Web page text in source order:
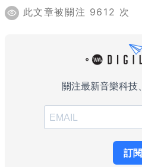
此文章被關注 9612 次